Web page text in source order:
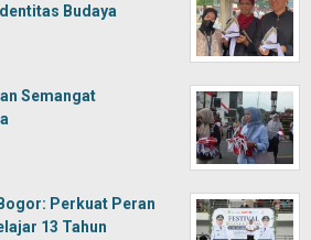
Budaya
Semangat
Perkuat Peran
13 Tahun